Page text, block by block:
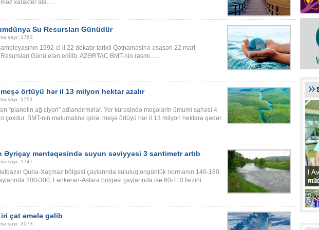
xarakter ala......
Su Resursları Günüdür
sayı: 1763
1992-ci il 22 dekabr tarixli Qətnaməsinə əsasən 22 mart
Günü elan edilib. AZƏRTAC BMT-nin rəsmi......
örtüyü hər il 13 milyon hektar azalır
sayı: 1751
“planetin ağ ciyəri” adlandırmırlar. Yer kürəsində meşələrin ümumi sahəsi 4
çoxdur. BMT-nın məlumatına görə, meşə örtüyü hər il 13 milyon hektara qədər
Əyriçay məntəqəsində suyun səviyyəsi 3 santimetr artıb
sayı: 1747
Quba-Xaçmaz bölgəsi çaylarında sululuq ongünlük normanın 140-180,
200-300, Lənkəran-Astara bölgəsi çaylarında isə 60-110 faizini
çat əmələ gəlib
sayı: 2073
II